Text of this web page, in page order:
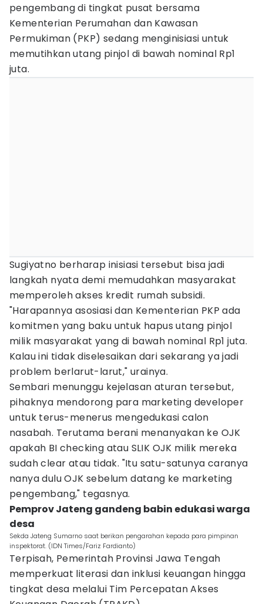
pengembang di tingkat pusat bersama
Kementerian Perumahan dan Kawasan
Permukiman (PKP) sedang menginisiasi untuk
memutihkan utang pinjol di bawah nominal Rp1
juta.
Sugiyatno berharap inisiasi tersebut bisa jadi
langkah nyata demi memudahkan masyarakat
memperoleh akses kredit rumah subsidi.
"Harapannya asosiasi dan Kementerian PKP ada
komitmen yang baku untuk hapus utang pinjol
milik masyarakat yang di bawah nominal Rp1 juta.
Kalau ini tidak diselesaikan dari sekarang ya jadi
problem berlarut-larut," urainya.
Sembari menunggu kejelasan aturan tersebut,
pihaknya mendorong para marketing developer
untuk terus-menerus mengedukasi calon
nasabah. Terutama berani menanyakan ke OJK
apakah BI checking atau SLIK OJK milik mereka
sudah clear atau tidak. "Itu satu-satunya caranya
nanya dulu OJK sebelum datang ke marketing
pengembang," tegasnya.
Pemprov Jateng gandeng babin edukasi warga
desa
Sekda Jateng Sumarno saat berikan pengarahan kepada para pimpinan
inspektorat. (IDN Times/Fariz Fardianto)
Terpisah, Pemerintah Provinsi Jawa Tengah
memperkuat literasi dan inklusi keuangan hingga
tingkat desa melalui Tim Percepatan Akses